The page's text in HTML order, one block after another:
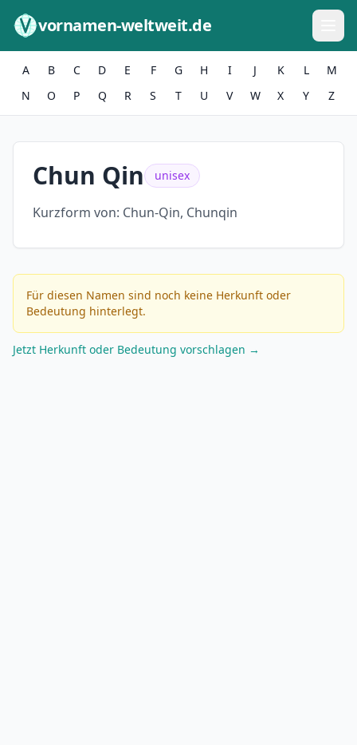
vornamen-weltweit.de
A B C D E F G H I J K L
M
N
O P Q R S T U V W X Y Z
Chun Qin unisex
Kurzform von: Chun-Qin, Chunqin
Für diesen Namen sind noch keine Herkunft oder
Bedeutung hinterlegt.
Jetzt Herkunft oder Bedeutung vorschlagen →